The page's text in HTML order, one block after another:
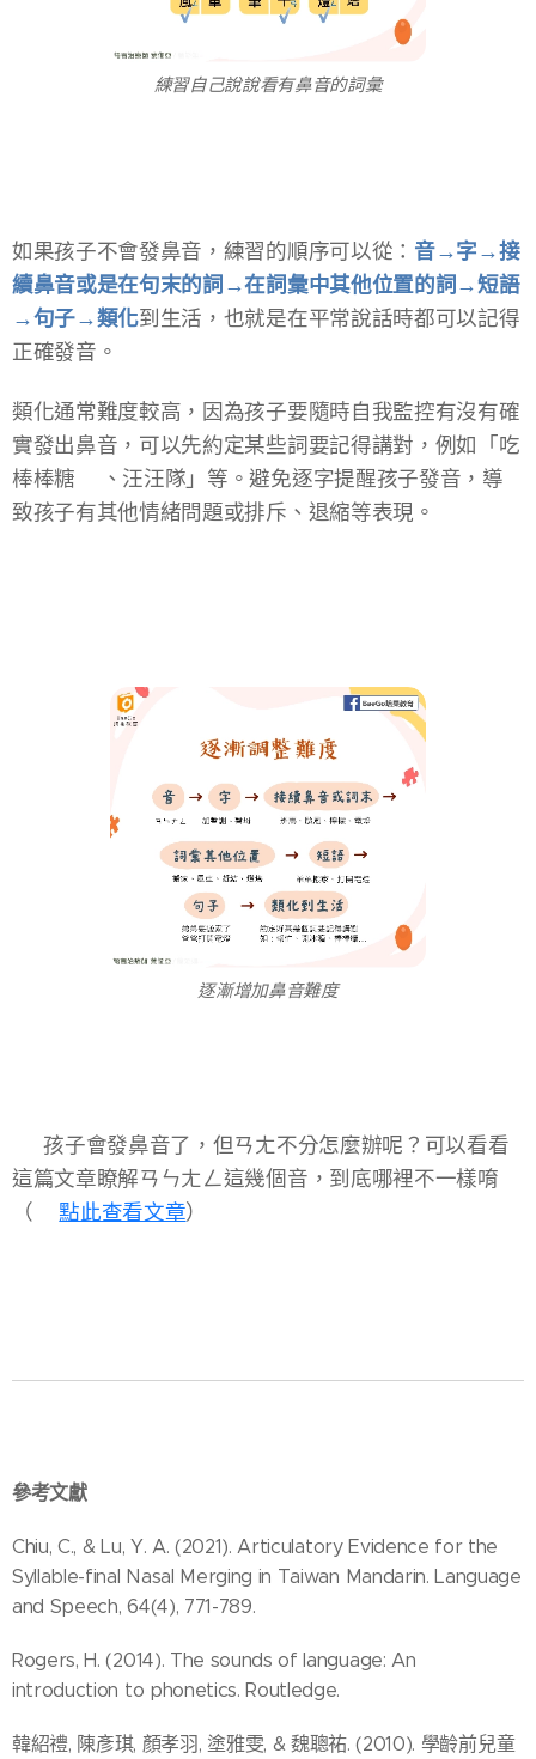
練習自己說說看有鼻音的詞彙​
如果孩子不會發鼻音，練習的順序可以從： 音→字→接
續鼻音或是在句末的詞→在詞彙中其他位置的詞→短語
→句子→類化到生活​，也就是在平常說話時都可以記得
正確發音。
類化通常難度較高，因為孩子要隨時自我監控有沒有確
實發出鼻音，可以先約定某些詞要記得講對，例如「吃
棒棒糖🍭、汪汪隊」等。避免逐字提醒孩子發音，導
致孩子有其他情緒問題或排斥、退縮等表現。
逐漸增加鼻音難度
📢 孩子會發鼻音了，但ㄢㄤ不分怎麼辦呢？可以看看
這篇文章瞭解ㄢㄣㄤㄥ這幾個音，到底哪裡不一樣唷
（👉 點此查看文章）
參考文獻​
Chiu, C., & Lu, Y. A. (2021). Articulatory Evidence for the
Syllable-final Nasal Merging in Taiwan Mandarin. Language
and Speech, 64(4), 771-789.​
Rogers, H. (2014). The sounds of language: An
introduction to phonetics. Routledge.​
韓紹禮, 陳彥琪, 顏孝羽, 塗雅雯, & 魏聰祐. (2010). 學齡前兒童